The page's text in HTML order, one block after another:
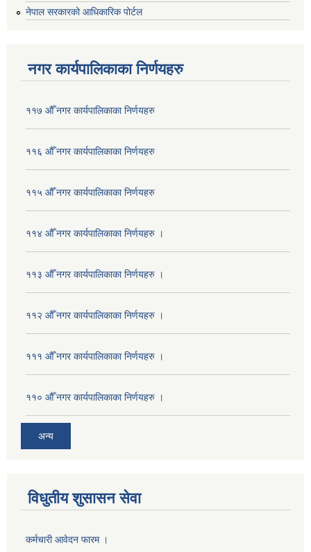
नेपाल सरकारको आधिकारिक पोर्टल
नगर कार्यपालिकाका निर्णयहरु
११७ औँ नगर कार्यपालिकाका निर्णयहरु
११६ औँ नगर कार्यपालिकाका निर्णयहरु
११५ औँ नगर कार्यपालिकाका निर्णयहरु
११४ औँ नगर कार्यपालिकाका निर्णयहरु ।
११३ औँ नगर कार्यपालिकाका निर्णयहरु ।
११२ औँ नगर कार्यपालिकाका निर्णयहरु ।
१११ औँ नगर कार्यपालिकाका निर्णयहरु ।
११० औँ नगर कार्यपालिकाका निर्णयहरु ।
अन्य
विधुतीय शुसासन सेवा
कर्मचारी आवेदन फारम ।